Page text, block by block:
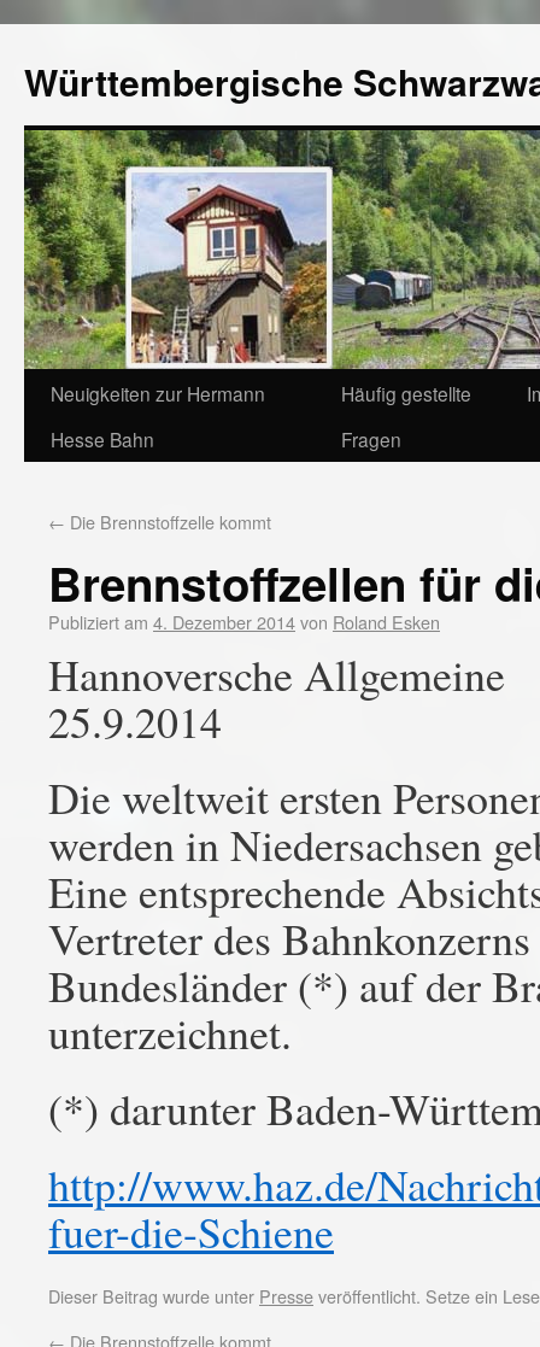
Württembergische
Neuigkeiten zur Hermann
Hesse Bahn
Häufig gestellte
Fragen
← Die Brennstoffzelle kommt
Brennstoffzellen für
Publiziert am 4. Dezember 2014von Roland Esken
Hannoversche Allgemeine
25.9.2014
Die weltweit ersten
werden in Niedersachsen
Eine entsprechende
Vertreter des
Bundesländer (*) auf der
unterzeichnet.
(*) darunter Baden-
http://www.haz.de/
fuer-die-Schiene
Dieser Beitrag wurde unter Presseveröffentlicht. Setze ein
← Die Brennstoffzelle kommt